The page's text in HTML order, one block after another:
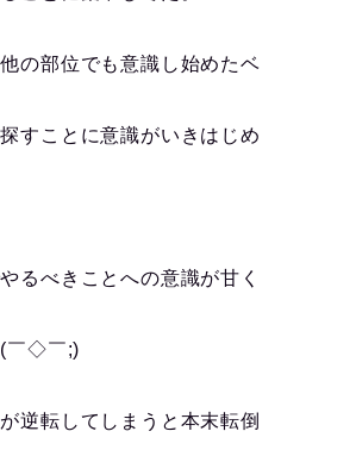
の部位でも意識し始めたベ
すことに意識がいきはじめ
るべきことへの意識が甘く
(￣◇￣;)
逆転してしまうと本末転倒